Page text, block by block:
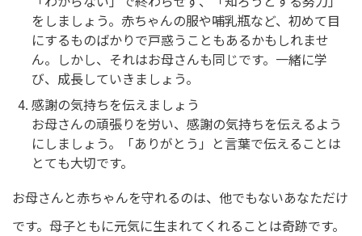
をしましょう。赤ちゃんの服や哺乳瓶など、初めて目
にするものばかりで戸惑うこともあるかもしれませ
ん。しかし、それはお母さんも同じです。一緒に学
び、成長していきましょう。
感謝の気持ちを伝えましょう
お母さんの頑張りを労い、感謝の気持ちを伝えるよう
にしましょう。「ありがとう」と言葉で伝えることは
とても大切です。
お母さんと赤ちゃんを守れるのは、他でもないあなただけ
です。母子ともに元気に生まれてくれることは奇跡です。